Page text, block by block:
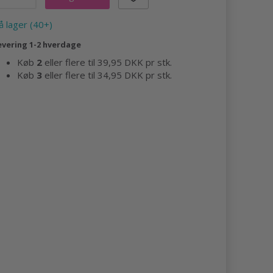
lager (40+)
1-2 hverdage
Køb 2eller flere til 39,95 DKK pr stk.
Køb 3 eller flere til 34,95 DKK pr stk.